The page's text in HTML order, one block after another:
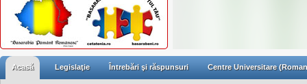
Acasă Legislaţie Întrebări şi răspunsuri Centre Universitare